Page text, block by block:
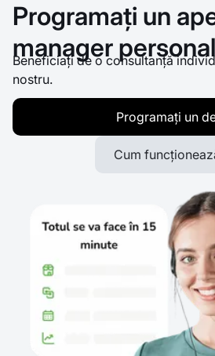
Programați un
manager personal
Beneficiați de o consultanță
nostru.
Programați un
Cum